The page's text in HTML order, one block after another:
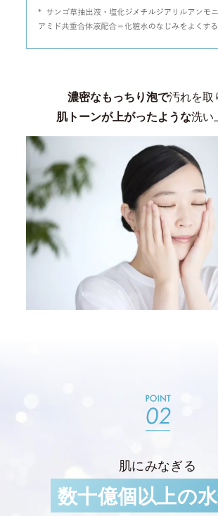
濃密なもっちり泡で汚れを取
肌トーンが上がったような洗い
肌にみなぎる
数十億個以上の